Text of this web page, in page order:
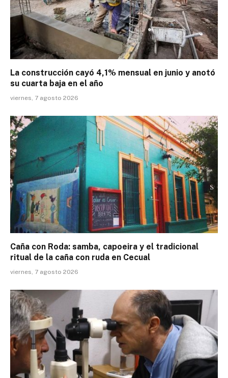
La construcción cayó 4,1% mensual en junio y anotó
su cuarta baja en el año
viernes, 7 agosto 2026
Caña con Roda: samba, capoeira y el tradicional
ritual de la caña con ruda en Cecual
viernes, 7 agosto 2026